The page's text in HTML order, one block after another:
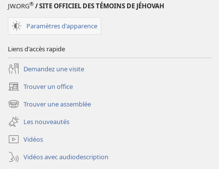
JW.ORG® / SITE OFFICIEL DES TÉMOINS DE JÉHOVAH
Paramètres d'apparence
Liens d'accès rapide
Demandez une visite
Trouver un office
(ouvre
une
nouvelle
fenêtre)
Trouver une assemblée
(ouvre
une
nouvelle
fenêtre)
Les nouveautés
Vidéos
Vidéos avec audiodescription